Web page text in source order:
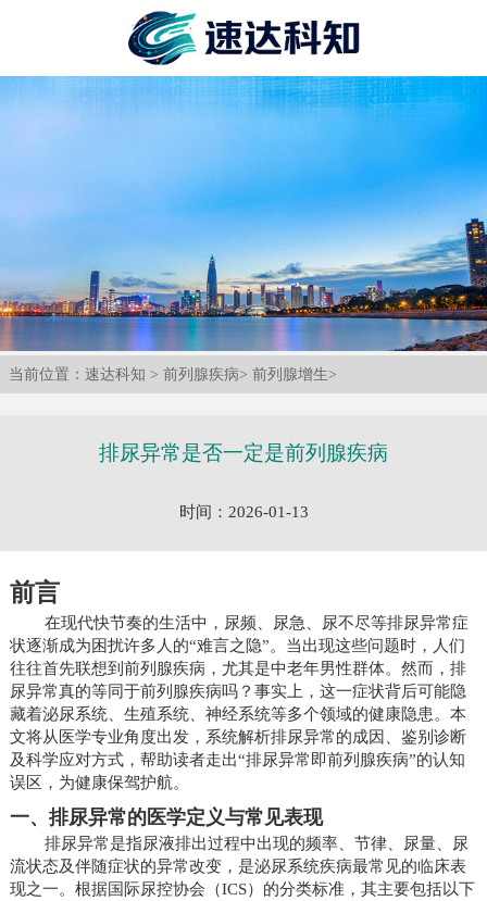
当前位置： 速达科知 > 前列腺疾病> 前列腺增生>
排尿异常是否一定是前列腺疾病
时间：2026-01-13
前言
在现代快节奏的生活中，尿频、尿急、尿不尽等排尿异常症
状逐渐成为困扰许多人的“难言之隐”。当出现这些问题时，人们
往往首先联想到前列腺疾病，尤其是中老年男性群体。然而，排
尿异常真的等同于前列腺疾病吗？事实上，这一症状背后可能隐
藏着泌尿系统、生殖系统、神经系统等多个领域的健康隐患。本
文将从医学专业角度出发，系统解析排尿异常的成因、鉴别诊断
及科学应对方式，帮助读者走出“排尿异常即前列腺疾病”的认知
误区，为健康保驾护航。
一、排尿异常的医学定义与常见表现
排尿异常是指尿液排出过程中出现的频率、节律、尿量、尿
流状态及伴随症状的异常改变，是泌尿系统疾病最常见的临床表
现之一。根据国际尿控协会（ICS）的分类标准，其主要包括以下